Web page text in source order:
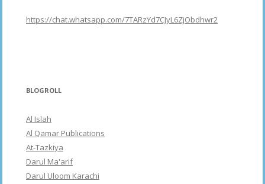
https://chat.whatsapp.com/7TARzYd7CJyL6ZjObdhwr2
BLOGROLL
Al Islah
Al Qamar Publications
At-Tazkiya
Darul Ma'arif
Darul Uloom Karachi